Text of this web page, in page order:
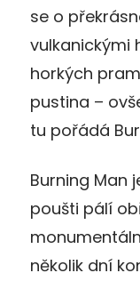
se o
vulkanickými
horkých
pustina –
tu pořádá
Burning Man
poušti pálí
několik dní